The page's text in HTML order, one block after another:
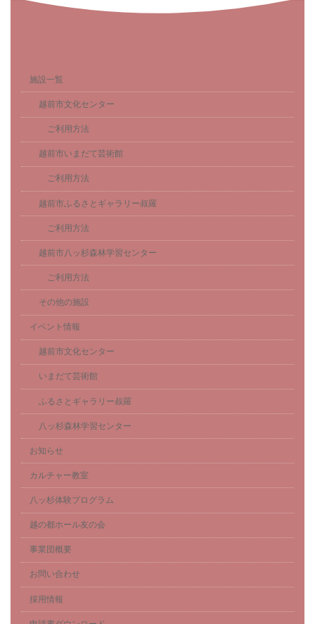
施設一覧
越前市文化センター
ご利用方法
越前市いまだて芸術館
ご利用方法
越前市ふるさとギャラリー叔羅
ご利用方法
越前市八ッ杉森林学習センター
ご利用方法
その他の施設
イベント情報
越前市文化センター
いまだて芸術館
ふるさとギャラリー叔羅
八ッ杉森林学習センター
お知らせ
カルチャー教室
八ッ杉体験プログラム
越の都ホール友の会
事業団概要
お問い合わせ
採用情報